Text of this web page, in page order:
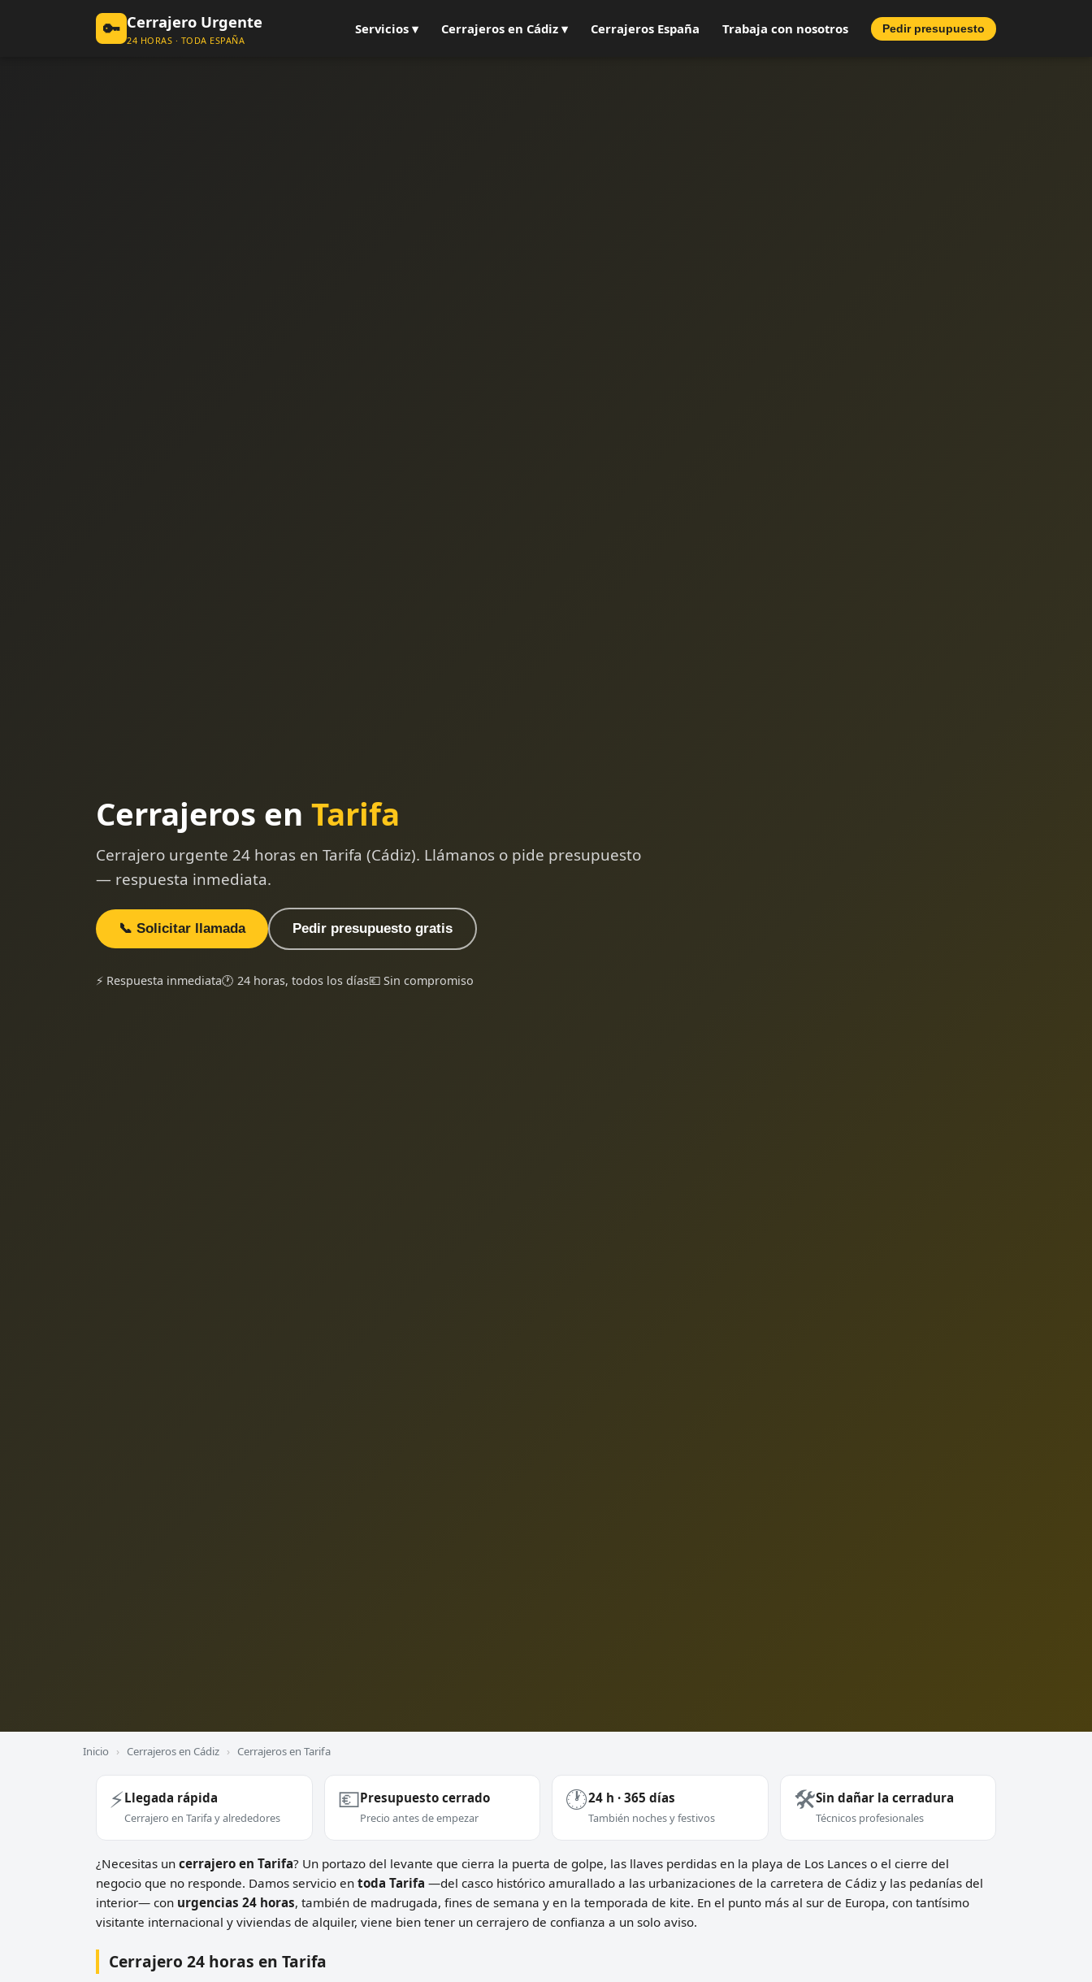
🔑 Cerrajero Urgente
24 HORAS · TODA ESPAÑA
Servicios ▾ Cerrajeros en Cádiz ▾ Cerrajeros España Trabaja con nosotros Pedir presupuesto
Cerrajeros en Tarifa
Cerrajero urgente 24 horas en Tarifa (Cádiz). Llámanos o pide presupuesto
— respuesta inmediata.
📞 Solicitar llamada Pedir presupuesto gratis
⚡ Respuesta inmediata🕐 24 horas, todos los días💶 Sin compromiso
Inicio › Cerrajeros en Cádiz › Cerrajeros en Tarifa
⚡Llegada rápida
Cerrajero en Tarifa y alrededores
💶Presupuesto cerrado
Precio antes de empezar
🕐24 h · 365 días
También noches y festivos
🛠️Sin dañar la cerradura
Técnicos profesionales
¿Necesitas un cerrajero en Tarifa? Un portazo del levante que cierra la puerta de golpe, las llaves perdidas en la playa de Los Lances o el cierre del
negocio que no responde. Damos servicio en toda Tarifa —del casco histórico amurallado a las urbanizaciones de la carretera de Cádiz y las pedanías del
interior— con urgencias 24 horas, también de madrugada, fines de semana y en la temporada de kite. En el punto más al sur de Europa, con tantísimo
visitante internacional y viviendas de alquiler, viene bien tener un cerrajero de confianza a un solo aviso.
Cerrajero 24 horas en Tarifa